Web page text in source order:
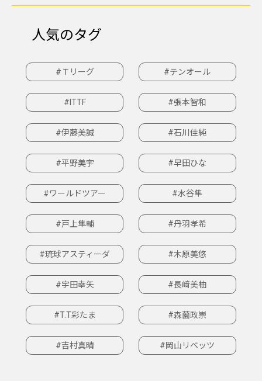
人気のタグ
#Ｔリーグ #テンオール
#ITTF #張本智和
#伊藤美誠 #石川佳純
#平野美宇 #早田ひな
#ワールドツアー #水谷隼
#戸上隼輔 #丹羽孝希
#琉球アスティーダ #木原美悠
#宇田幸矢 #長﨑美柚
#T.T彩たま #森薗政崇
#吉村真晴 #岡山リベッツ